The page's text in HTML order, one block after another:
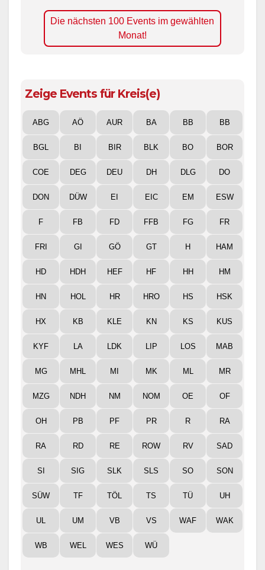
Die nächsten 100 Events im gewählten
Monat!
Zeige Events für Kreis(e)
ABG AÖ AUR BA BB BB
BGL BI BIR BLK BO BOR
COE DEG DEU DH DLG DO
DON DÜW EI EIC EM ESW
F FB FD FFB FG FR
FRI GI GÖ GT H HAM
HD HDH HEF HF HH HM
HN HOL HR HRO HS HSK
HX KB KLE KN KS KUS
KYF LA LDK LIP LOS MAB
MG MHL MI MK ML MR
MZG NDH NM NOM OE OF
OH PB PF PR R RA
RA RD RE ROW RV SAD
SI SIG SLK SLS SO SON
SÜW TF TÖL TS TÜ UH
UL UM VB VS WAF WAK
WB WEL WES WÜ